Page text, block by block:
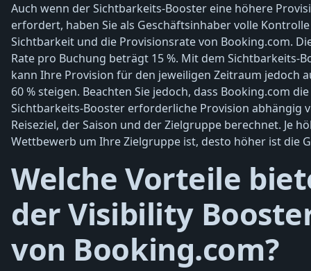
Auch wenn der Sichtbarkeits-Booster eine höhere
erfordert, haben Sie als Geschäftsinhaber volle
Sichtbarkeit und die Provisionsrate von Booking.com.
Rate pro Buchung beträgt 15 %. Mit dem Sichtbarkeits-
kann Ihre Provision für den jeweiligen Zeitraum jedoch
60 % steigen. Beachten Sie jedoch, dass Booking.com
Sichtbarkeits-Booster erforderliche Provision abhängig
Reiseziel, der Saison und der Zielgruppe berechnet. Je
Wettbewerb um Ihre Zielgruppe ist, desto höher ist die
Welche Vorteile
der Visibility
von Booking.com?